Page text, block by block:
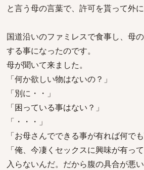
と言う母の言葉で、許可を貰って外に
国道沿いのファミレスで食事し、母
する事になったのです。
母が聞いて来ました。
「何か欲しい物はないの？」
「別に・・」
「困っている事はない？」
「・・・」
「お母さんでできる事が有れば何で
「俺、今凄くセックスに興味が有っ
入らないんだ。だから腹の具合が悪